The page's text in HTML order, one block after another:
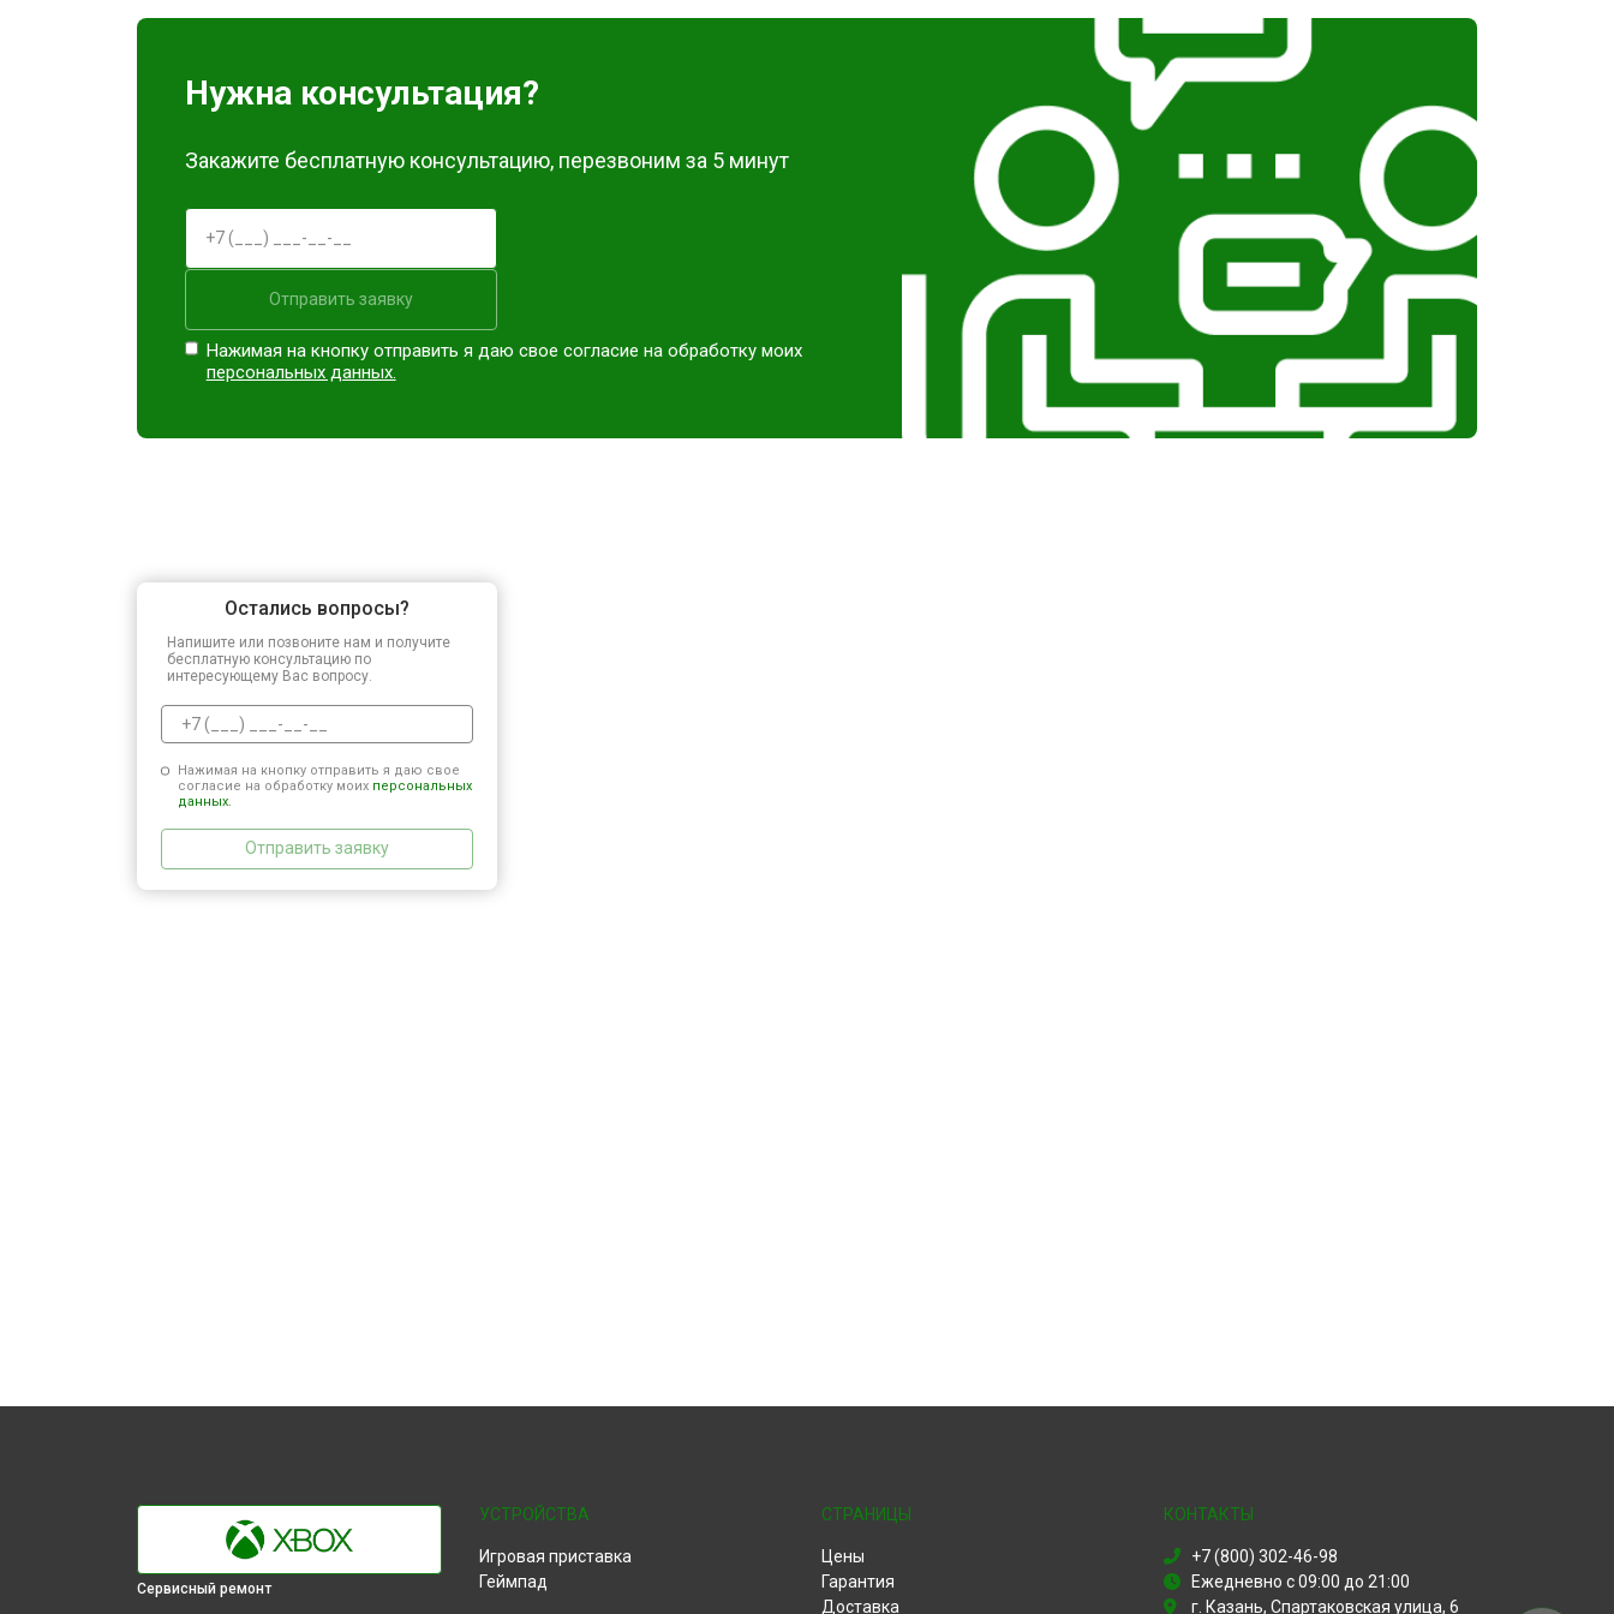
Замена материнской платы от 1100 ₽
Ремонт Blu-Ray от 750 ₽ Заказать
Нужна консультация?
Закажите бесплатную консультацию, перезвоним за 5 минут
Отправить заявку
Нажимая на кнопку отправить я даю свое согласие на обработку моих
персональных данных.
Остались вопросы?
Напишите или позвоните нам и получите
бесплатную консультацию по
интересующему Вас вопросу.
Нажимая на кнопку отправить я даю свое
согласие на обработку моих персональных
данных.
Отправить заявку
Сервисный ремонт
УСТРОЙСТВА
Игровая приставка
Геймпад
СТРАНИЦЫ
Цены
Гарантия
Доставка
КОНТАКТЫ
+7 (800) 302-46-98
Ежедневно с 09:00 до 21:00
г. Казань, Спартаковская улица, 6